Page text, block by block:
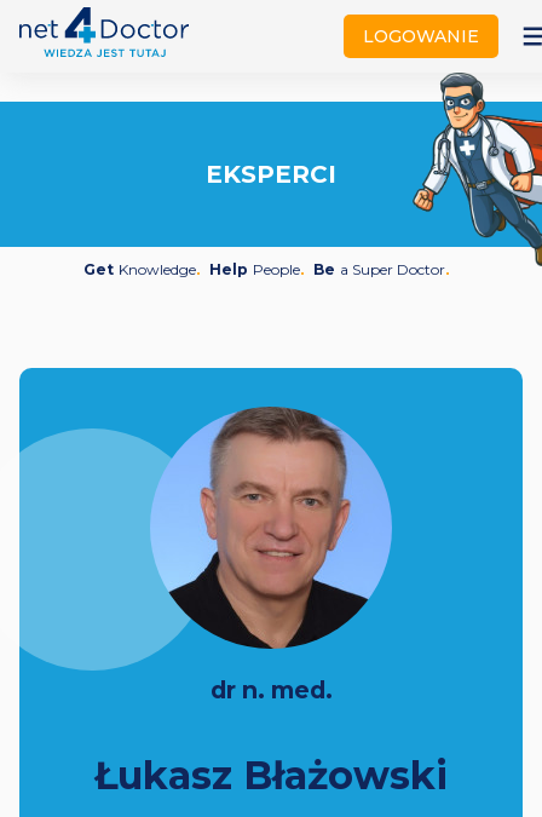
LOGOWANIE
EKSPERCI
Get Knowledge Help People Be a Super Doctor
dr n. med.
Łukasz Błażowski